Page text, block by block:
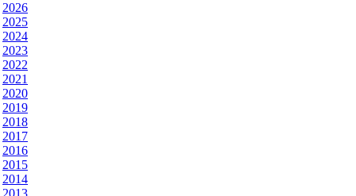
2026
2025
2024
2023
2022
2021
2020
2019
2018
2017
2016
2015
2014